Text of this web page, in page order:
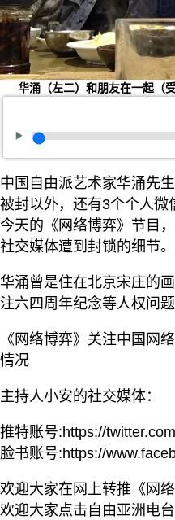
华涌（左二）和朋友在一起（
中国自由派艺术家华涌先
被封以外，还有3个个人微
今天的《网络博弈》节目
社交媒体遭到封锁的细节。
华涌曾是住在北京宋庄的
注六四周年纪念等人权问
《网络博弈》关注中国网
情况
主持人小安的社交媒体：
推特账号:https://
脸书账号:https://
欢迎大家在网上转推《网
欢迎大家点击自由亚洲电